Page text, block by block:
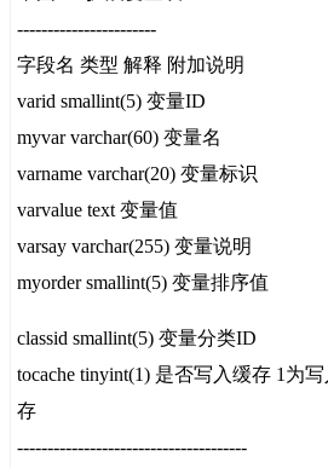
-----------------------
字段名 类型 解释 附加说明
varid smallint(5) 变量ID
myvar varchar(60) 变量名
varname varchar(20) 变量标识
varvalue text 变量值
varsay varchar(255) 变量说明
myorder smallint(5) 变量排序值
classid smallint(5) 变量分类ID
tocache tinyint(1) 是否写入缓存 1为
存
--------------------------------------